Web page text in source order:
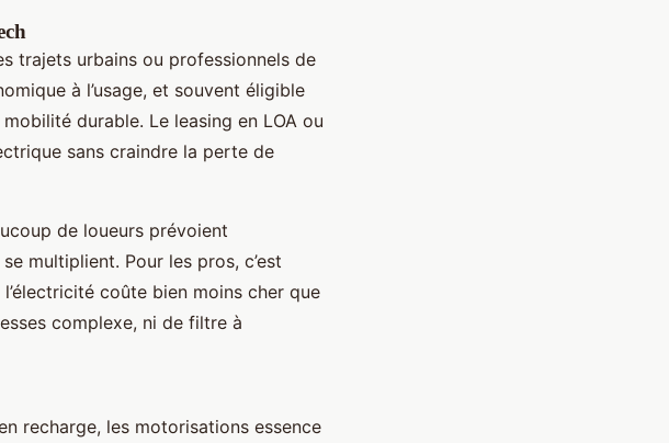
trajets urbains ou professionnels de
à l’usage, et souvent éligible
durable. Le leasing en LOA ou
sans craindre la perte de
de loueurs prévoient
multiplient. Pour les pros, c’est
coûte bien moins cher que
complexe, ni de filtre à
recharge, les motorisations essence